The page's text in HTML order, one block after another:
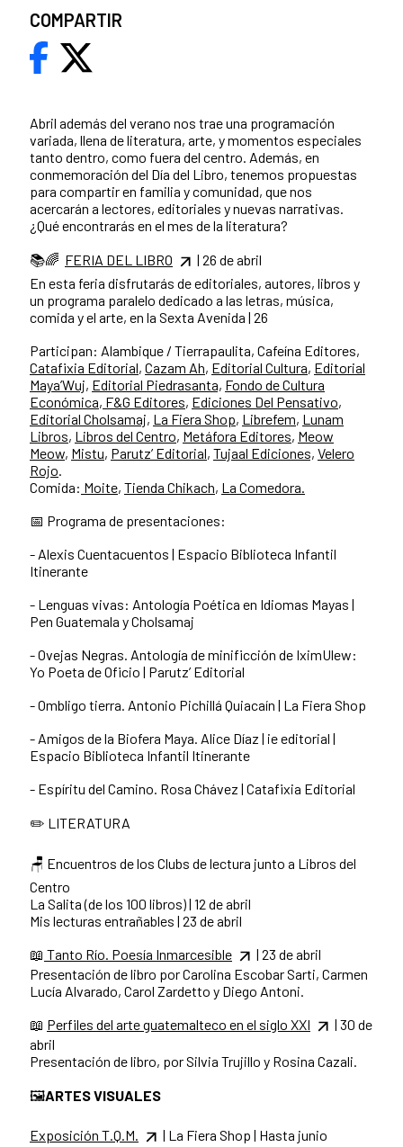
Abril además del verano nos trae una programación
variada, llena de literatura, arte, y momentos especiales
tanto dentro, como fuera del centro. Además, en
conmemoración del Día del Libro, tenemos propuestas
para compartir en familia y comunidad, que nos
acercarán a lectores, editoriales y nuevas narrativas.
¿Qué encontrarás en el mes de la literatura?
📚🌈 FERIA DEL LIBRO
| 26 de abril
En esta feria disfrutarás de editoriales, autores, libros y
un programa paralelo dedicado a las letras, música,
comida y el arte, en la Sexta Avenida | 26
Participan: Alambique / Tierrapaulita, Cafeína Editores,
Catafixia Editorial, Cazam Ah, Editorial Cultura, Editorial
Maya’Wuj, Editorial Piedrasanta, Fondo de Cultura
Económica, F&G Editores, Ediciones Del Pensativo,
Editorial Cholsamaj, La Fiera Shop, Librefem, Lunam
Libros, Libros del Centro, Metáfora Editores, Meow
Meow, Mistu, Parutz’ Editorial, Tujaal Ediciones, Velero
Rojo.
Comida: Moite, Tienda Chikach, La Comedora.
📅 Programa de presentaciones:
- Alexis Cuentacuentos | Espacio Biblioteca Infantil
Itinerante
- Lenguas vivas: Antología Poética en Idiomas Mayas |
Pen Guatemala y Cholsamaj
- Ovejas Negras. Antología de minificción de IximUlew:
Yo Poeta de Oficio | Parutz’ Editorial
- Ombligo tierra. Antonio Pichillá Quiacaín | La Fiera Shop
- Amigos de la Biofera Maya. Alice Díaz | ie editorial |
Espacio Biblioteca Infantil Itinerante
- Espíritu del Camino. Rosa Chávez | Catafixia Editorial
✏️ LITERATURA
🪑 Encuentros de los Clubs de lectura junto a Libros del
Centro
La Salita (de los 100 libros) | 12 de abril
Mis lecturas entrañables | 23 de abril
📖 Tanto Río. Poesía Inmarcesible
| 23 de abril
Presentación de libro por Carolina Escobar Sarti, Carmen
Lucía Alvarado, Carol Zardetto y Diego Antoni.
📖 Perfiles del arte guatemalteco en el siglo XXI
| 30 de
abril
Presentación de libro, por Silvia Trujillo y Rosina Cazali.
🖼️ARTES VISUALES
Exposición T.Q.M.
| La Fiera Shop | Hasta junio
COMPARTIR